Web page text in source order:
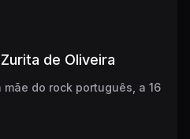
de Oliveira
mãe do rock português, a 16